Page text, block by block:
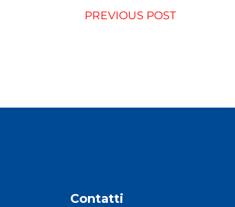
PREVIOUS POST
Contatti